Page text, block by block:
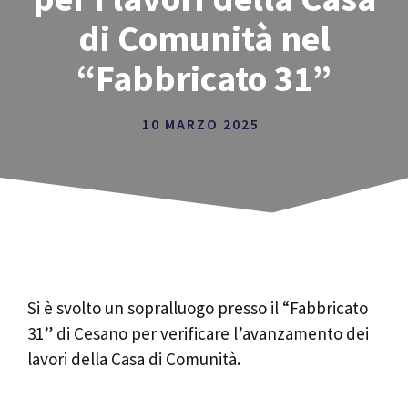
di Comunità nel
“Fabbricato 31”
10 MARZO 2025
Si è svolto un sopralluogo presso il “Fabbricato
31” di Cesano per verificare l’avanzamento dei
lavori della Casa di Comunità.